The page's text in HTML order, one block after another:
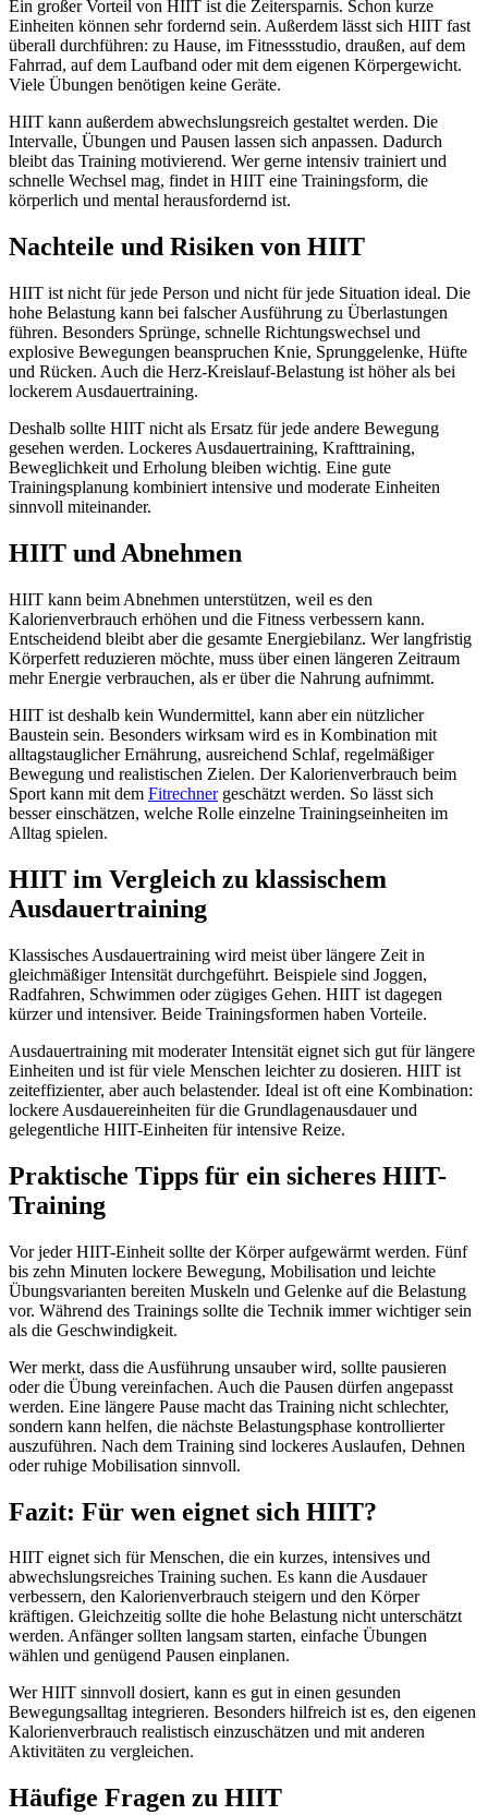
Ein großer Vorteil von HIIT ist die Zeitersparnis. Schon kurze
Einheiten können sehr fordernd sein. Außerdem lässt sich HIIT fast
überall durchführen: zu Hause, im Fitnessstudio, draußen, auf dem
Fahrrad, auf dem Laufband oder mit dem eigenen Körpergewicht.
Viele Übungen benötigen keine Geräte.
HIIT kann außerdem abwechslungsreich gestaltet werden. Die
Intervalle, Übungen und Pausen lassen sich anpassen. Dadurch
bleibt das Training motivierend. Wer gerne intensiv trainiert und
schnelle Wechsel mag, findet in HIIT eine Trainingsform, die
körperlich und mental herausfordernd ist.
Nachteile und Risiken von HIIT
HIIT ist nicht für jede Person und nicht für jede Situation ideal. Die
hohe Belastung kann bei falscher Ausführung zu Überlastungen
führen. Besonders Sprünge, schnelle Richtungswechsel und
explosive Bewegungen beanspruchen Knie, Sprunggelenke, Hüfte
und Rücken. Auch die Herz-Kreislauf-Belastung ist höher als bei
lockerem Ausdauertraining.
Deshalb sollte HIIT nicht als Ersatz für jede andere Bewegung
gesehen werden. Lockeres Ausdauertraining, Krafttraining,
Beweglichkeit und Erholung bleiben wichtig. Eine gute
Trainingsplanung kombiniert intensive und moderate Einheiten
sinnvoll miteinander.
HIIT und Abnehmen
HIIT kann beim Abnehmen unterstützen, weil es den
Kalorienverbrauch erhöhen und die Fitness verbessern kann.
Entscheidend bleibt aber die gesamte Energiebilanz. Wer langfristig
Körperfett reduzieren möchte, muss über einen längeren Zeitraum
mehr Energie verbrauchen, als er über die Nahrung aufnimmt.
HIIT ist deshalb kein Wundermittel, kann aber ein nützlicher
Baustein sein. Besonders wirksam wird es in Kombination mit
alltagstauglicher Ernährung, ausreichend Schlaf, regelmäßiger
Bewegung und realistischen Zielen. Der Kalorienverbrauch beim
Sport kann mit dem Fitrechnergeschätzt werden. So lässt sich
besser einschätzen, welche Rolle einzelne Trainingseinheiten im
Alltag spielen.
HIIT im Vergleich zu klassischem
Ausdauertraining
Klassisches Ausdauertraining wird meist über längere Zeit in
gleichmäßiger Intensität durchgeführt. Beispiele sind Joggen,
Radfahren, Schwimmen oder zügiges Gehen. HIIT ist dagegen
kürzer und intensiver. Beide Trainingsformen haben Vorteile.
Ausdauertraining mit moderater Intensität eignet sich gut für längere
Einheiten und ist für viele Menschen leichter zu dosieren. HIIT ist
zeiteffizienter, aber auch belastender. Ideal ist oft eine Kombination:
lockere Ausdauereinheiten für die Grundlagenausdauer und
gelegentliche HIIT-Einheiten für intensive Reize.
Praktische Tipps für ein sicheres HIIT-
Training
Vor jeder HIIT-Einheit sollte der Körper aufgewärmt werden. Fünf
bis zehn Minuten lockere Bewegung, Mobilisation und leichte
Übungsvarianten bereiten Muskeln und Gelenke auf die Belastung
vor. Während des Trainings sollte die Technik immer wichtiger sein
als die Geschwindigkeit.
Wer merkt, dass die Ausführung unsauber wird, sollte pausieren
oder die Übung vereinfachen. Auch die Pausen dürfen angepasst
werden. Eine längere Pause macht das Training nicht schlechter,
sondern kann helfen, die nächste Belastungsphase kontrollierter
auszuführen. Nach dem Training sind lockeres Auslaufen, Dehnen
oder ruhige Mobilisation sinnvoll.
Fazit: Für wen eignet sich HIIT?
HIIT eignet sich für Menschen, die ein kurzes, intensives und
abwechslungsreiches Training suchen. Es kann die Ausdauer
verbessern, den Kalorienverbrauch steigern und den Körper
kräftigen. Gleichzeitig sollte die hohe Belastung nicht unterschätzt
werden. Anfänger sollten langsam starten, einfache Übungen
wählen und genügend Pausen einplanen.
Wer HIIT sinnvoll dosiert, kann es gut in einen gesunden
Bewegungsalltag integrieren. Besonders hilfreich ist es, den eigenen
Kalorienverbrauch realistisch einzuschätzen und mit anderen
Aktivitäten zu vergleichen.
Häufige Fragen zu HIIT